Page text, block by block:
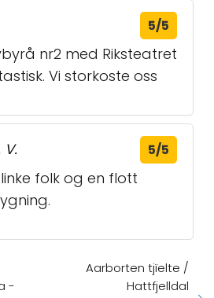
5/5
nr2 med Riksteatret
Vi storkoste oss
V. 5/5
folk og en flott
-
Aarborten tjïelte /
Hattfjelldal